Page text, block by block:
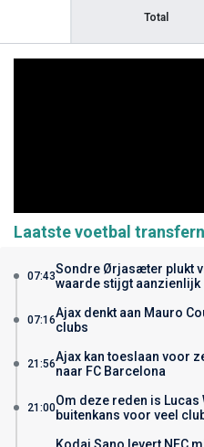
Total
Laatste voetbal
07:43Sondre Ørjasæter plukt
waarde stijgt aanzienlijk
07:16Ajax denkt aan Mauro
clubs
21:56Ajax kan toeslaan voor
naar FC Barcelona
21:00Om deze reden is Lucas
buitenkans voor veel
Kodai Sano levert NEC